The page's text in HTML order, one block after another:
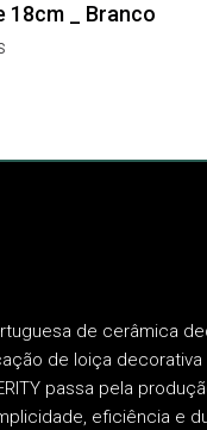
18cm _ Branco
de cerâmica
de loiça decorativa
passa pela
eficiência e